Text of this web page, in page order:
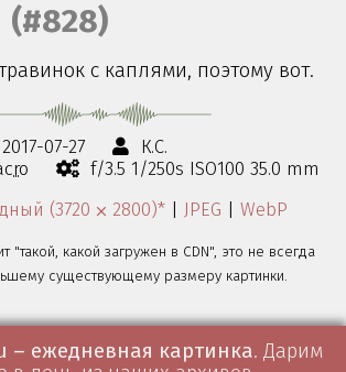
(#828)
с каплями, поэтому вот.
2017-07-27
К.С.
f/3.5 1/250s ISO100 35.0 mm
(3720 ⨉ 2800)* JPEG WebP
"такой, какой загружен в CDN", это не всегда
существующему размеру картинки.
– ежедневная картинка. Дарим